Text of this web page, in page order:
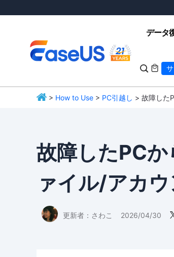
データ
 
> How to Use > PC引越し > 故障した
故障したPC
ァイル/アカウ
更新者： さわこ 2026/04/30